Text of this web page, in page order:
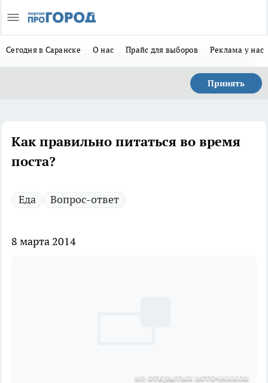
Сегодня в Саранске О нас Прайс для выборов Реклама у нас
Принять
Как правильно питаться во время
поста?
Еда Вопрос-ответ
8 марта 2014
из открытых источников